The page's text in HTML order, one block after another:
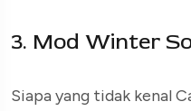
3. Mod Winter
Siapa yang tidak kenal